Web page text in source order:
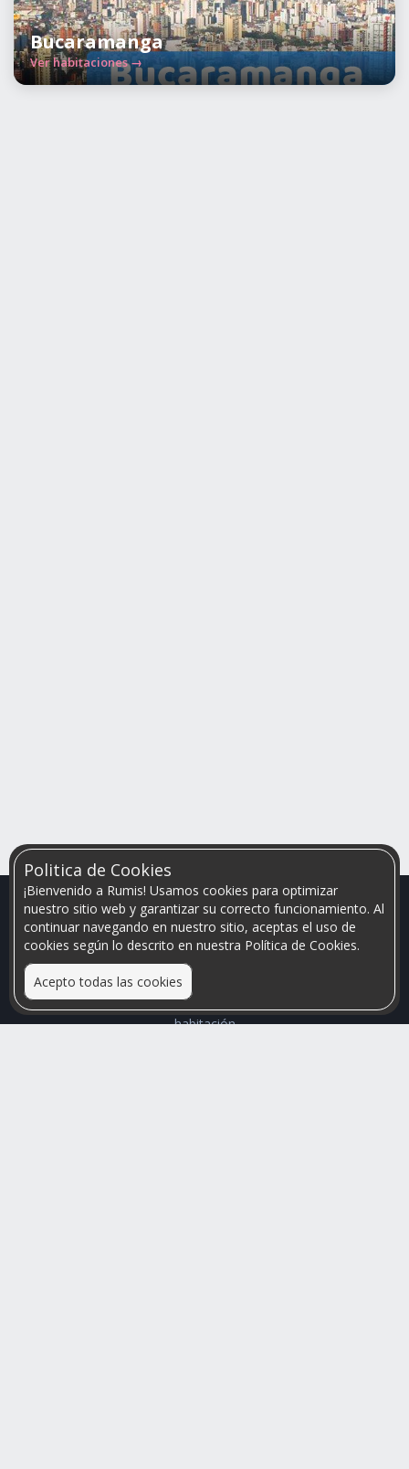
Bucaramanga
Ver habitaciones →
Politica de Cookies
¡Bienvenido a Rumis! Usamos cookies para optimizar
nuestro sitio web y garantizar su correcto funcionamiento. Al
continuar navegando en nuestro sitio, aceptas el uso de
cookies según lo descrito en nuestra Política de Cookies.
Acepto todas las cookies
Relacionamos personas que arriendan con las que buscan una
habitación